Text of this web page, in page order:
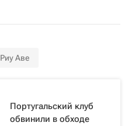
Риу Аве
Португальский клуб
обвинили в обходе